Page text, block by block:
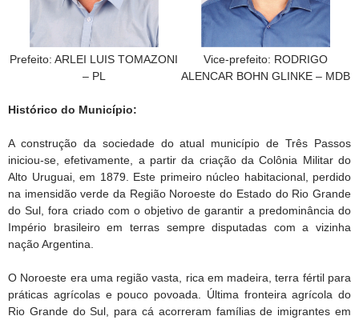
Prefeito: ARLEI LUIS TOMAZONI
– PL
Vice-prefeito: RODRIGO
ALENCAR BOHN GLINKE – MDB
Histórico do Município:
A construção da sociedade do atual município de Três Passos
iniciou-se, efetivamente, a partir da criação da Colônia Militar do
Alto Uruguai, em 1879. Este primeiro núcleo habitacional, perdido
na imensidão verde da Região Noroeste do Estado do Rio Grande
do Sul, fora criado com o objetivo de garantir a predominância do
Império brasileiro em terras sempre disputadas com a vizinha
nação Argentina.
O Noroeste era uma região vasta, rica em madeira, terra fértil para
práticas agrícolas e pouco povoada. Última fronteira agrícola do
Rio Grande do Sul, para cá acorreram famílias de imigrantes em